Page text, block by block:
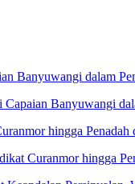
Banyuwangi
Curanmor hingga